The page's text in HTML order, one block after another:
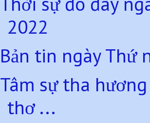
2022
Bản tin ngày Thứ
Tâm sự tha
thơ ...